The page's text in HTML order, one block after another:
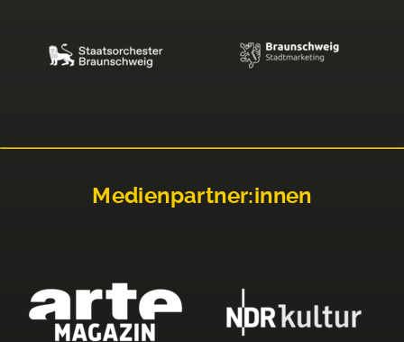
Medienpartner:innen